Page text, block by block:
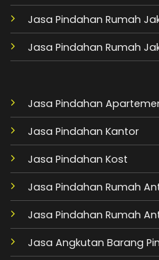
Jasa Pindahan Rumah
Jasa Pindahan Rumah
Jasa Pindahan
Jasa Pindahan Kantor
Jasa Pindahan Kost
Jasa Pindahan Rumah
Jasa Pindahan Rumah
Jasa Angkutan Barang